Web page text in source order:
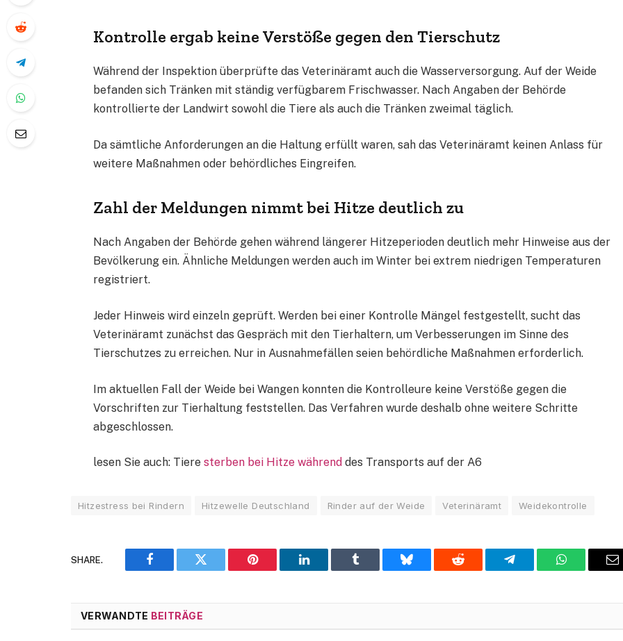
Kontrolle ergab keine Verstöße gegen den Tierschutz
Während der Inspektion überprüfte das Veterinäramt auch die Wasserversorgung. Auf der Weide
befanden sich Tränken mit ständig verfügbarem Frischwasser. Nach Angaben der Behörde
kontrollierte der Landwirt sowohl die Tiere als auch die Tränken zweimal täglich.
Da sämtliche Anforderungen an die Haltung erfüllt waren, sah das Veterinäramt keinen Anlass für
weitere Maßnahmen oder behördliches Eingreifen.
Zahl der Meldungen nimmt bei Hitze deutlich zu
Nach Angaben der Behörde gehen während längerer Hitzeperioden deutlich mehr Hinweise aus der
Bevölkerung ein. Ähnliche Meldungen werden auch im Winter bei extrem niedrigen Temperaturen
registriert.
Jeder Hinweis wird einzeln geprüft. Werden bei einer Kontrolle Mängel festgestellt, sucht das
Veterinäramt zunächst das Gespräch mit den Tierhaltern, um Verbesserungen im Sinne des
Tierschutzes zu erreichen. Nur in Ausnahmefällen seien behördliche Maßnahmen erforderlich.
Im aktuellen Fall der Weide bei Wangen konnten die Kontrolleure keine Verstöße gegen die
Vorschriften zur Tierhaltung feststellen. Das Verfahren wurde deshalb ohne weitere Schritte
abgeschlossen.
lesen Sie auch: Tiere sterben bei Hitze währenddes Transports auf der A6
Hitzestress bei Rindern Hitzewelle Deutschland Rinder auf der Weide Veterinäramt Weidekontrolle
SHARE.
Facebook Twitter Pinterest LinkedIn Tumblr Bluesky Reddit Telegram WhatsApp
VERWANDTE BEITRÄGE